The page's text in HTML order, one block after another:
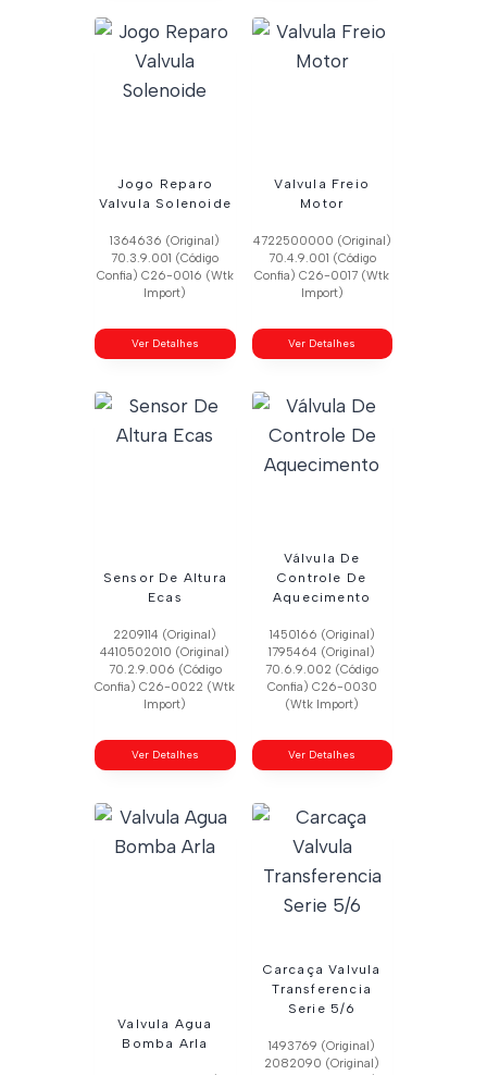
Jogo Reparo
Valvula Solenoide
1364636 (Original)
70.3.9.001 (Código
Confia) C26-0016 (Wtk
Import)
Ver Detalhes
Valvula Freio
Motor
4722500000 (Original)
70.4.9.001 (Código
Confia) C26-0017 (Wtk
Import)
Ver Detalhes
Sensor De Altura
Ecas
2209114 (Original)
4410502010 (Original)
70.2.9.006 (Código
Confia) C26-0022 (Wtk
Import)
Ver Detalhes
Válvula De
Controle De
Aquecimento
1450166 (Original)
1795464 (Original)
70.6.9.002 (Código
Confia) C26-0030
(Wtk Import)
Ver Detalhes
Valvula Agua
Bomba Arla
Carcaça Valvula
Transferencia
Serie 5/6
1493769 (Original)
2082090 (Original)